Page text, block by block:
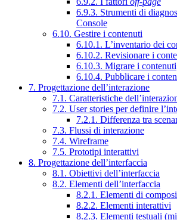
6.9.3. Strumenti di
Console
6.10. Gestire i contenuti
6.10.1. L’inventario dei
6.10.2. Revisionare i
6.10.3. Migrare i contenuti
6.10.4. Pubblicare i
7. Progettazione dell’interazione
7.1. Caratteristiche
7.2. User stories per definire
7.2.1. Differenza tra
7.3. Flussi di interazione
7.4. Wireframe
7.5. Prototipi interattivi
8. Progettazione dell’interfaccia
8.1. Obiettivi dell’interfaccia
8.2. Elementi dell’interfaccia
8.2.1. Elementi di
8.2.2. Elementi interattivi
8.2.3. Elementi testuali